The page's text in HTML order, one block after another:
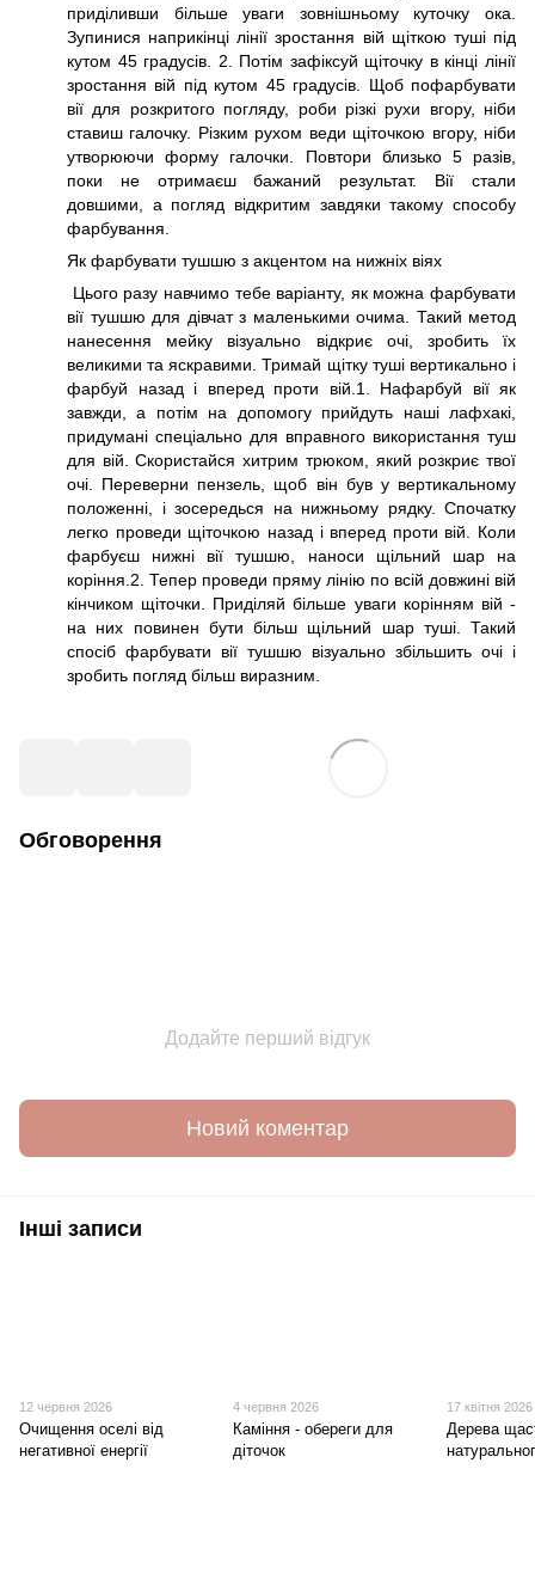
приділивши більше уваги зовнішньому куточку ока.
Зупинися наприкінці лінії зростання вій щіткою туші під
кутом 45 градусів. 2. Потім зафіксуй щіточку в кінці лінії
зростання вій під кутом 45 градусів. Щоб пофарбувати
вії для розкритого погляду, роби різкі рухи вгору, ніби
ставиш галочку. Різким рухом веди щіточкою вгору, ніби
утворюючи форму галочки. Повтори близько 5 разів,
поки не отримаєш бажаний результат. Вії стали
довшими, а погляд відкритим завдяки такому способу
фарбування.
Як фарбувати тушшю з акцентом на нижніх віях
Цього разу навчимо тебе варіанту, як можна фарбувати
вії тушшю для дівчат з маленькими очима. Такий метод
нанесення мейку візуально відкриє очі, зробить їх
великими та яскравими. Тримай щітку туші вертикально і
фарбуй назад і вперед проти вій.1. Нафарбуй вії як
завжди, а потім на допомогу прийдуть наші лафхакі,
придумані спеціально для вправного використання туш
для вій. Скористайся хитрим трюком, який розкриє твої
очі. Переверни пензель, щоб він був у вертикальному
положенні, і зосередься на нижньому рядку. Спочатку
легко проведи щіточкою назад і вперед проти вій. Коли
фарбуєш нижні вії тушшю, наноси щільний шар на
коріння.2. Тепер проведи пряму лінію по всій довжині вій
кінчиком щіточки. Приділяй більше уваги корінням вій -
на них повинен бути більш щільний шар туші. Такий
спосіб фарбувати вії тушшю візуально збільшить очі і
зробить погляд більш виразним.
Обговорення
Додайте перший відгук
Новий коментар
Інші записи
12 червня 2026
Очищення оселі від
негативної енергії
4 червня 2026
Каміння - обереги для
діточок
17 квітня 2026
Дерева